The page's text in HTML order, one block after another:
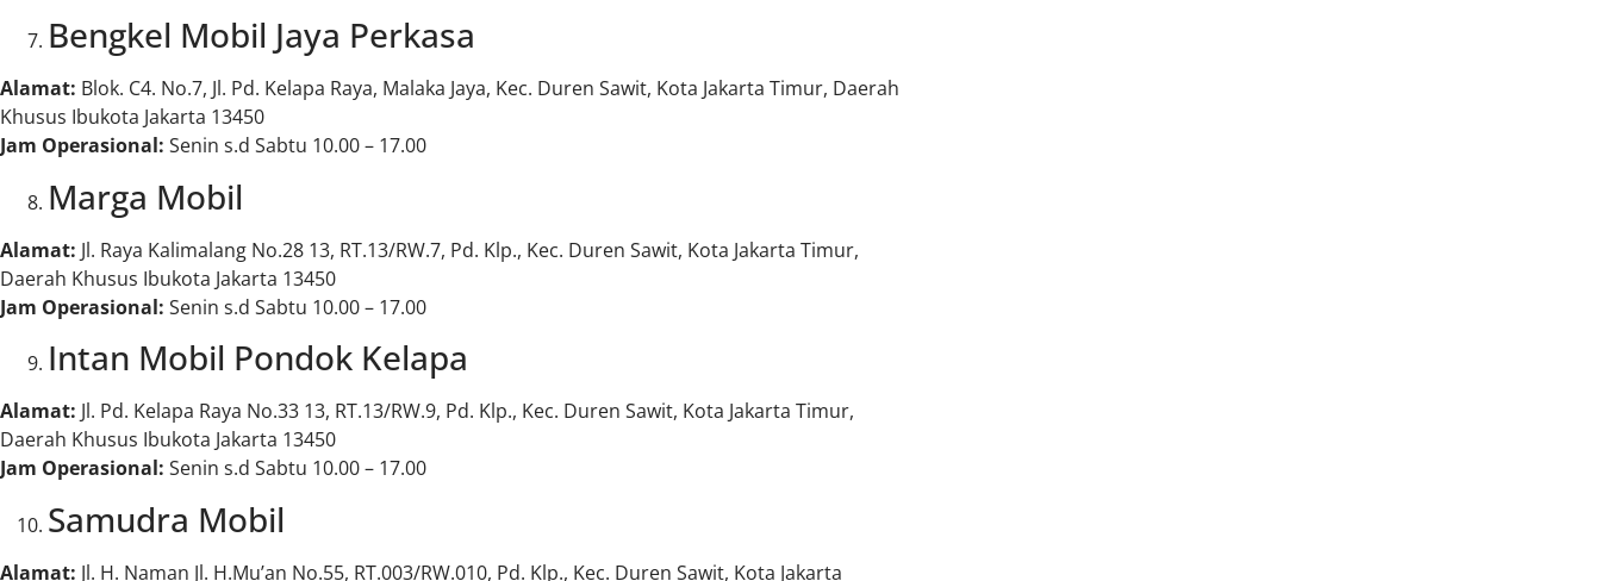
Bengkel Mobil Jaya Perkasa
Alamat: Blok. C4. No.7, Jl. Pd. Kelapa Raya, Malaka Jaya, Kec. Duren Sawit, Kota Jakarta Timur, Daerah
Khusus Ibukota Jakarta 13450
Jam Operasional: Senin s.d Sabtu 10.00 – 17.00
Marga Mobil
Alamat: Jl. Raya Kalimalang No.28 13, RT.13/RW.7, Pd. Klp., Kec. Duren Sawit, Kota Jakarta Timur,
Daerah Khusus Ibukota Jakarta 13450
Jam Operasional: Senin s.d Sabtu 10.00 – 17.00
Intan Mobil Pondok Kelapa
Alamat: Jl. Pd. Kelapa Raya No.33 13, RT.13/RW.9, Pd. Klp., Kec. Duren Sawit, Kota Jakarta Timur,
Daerah Khusus Ibukota Jakarta 13450
Jam Operasional: Senin s.d Sabtu 10.00 – 17.00
Samudra Mobil
Alamat: Jl. H. Naman Jl. H.Mu’an No.55, RT.003/RW.010, Pd. Klp., Kec. Duren Sawit, Kota Jakarta